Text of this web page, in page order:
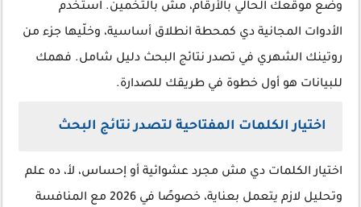
وضع موقعك الحالي بالأرقام، مش بالتخمين. استخدم
الأدوات المجانية دي كمحطة انطلاق أساسية، وخلّيها جزء من
روتينك الشهري في تصدر نتائج البحث دليل شامل. فهمك
للبيانات هو أول خطوة في طريقك للصدارة.
اختيار الكلمات المفتاحية لتصدر نتائج البحث
اختيار الكلمات دي مش مجرد عشوائية أو إحساس، لأ، ده علم
وتحليل لازم يتعمل بعناية، خصوصًا في 2026 مع المنافسة